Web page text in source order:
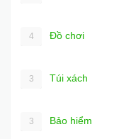
4 Đồ chơi
3 Túi xách
3 Bảo hiểm